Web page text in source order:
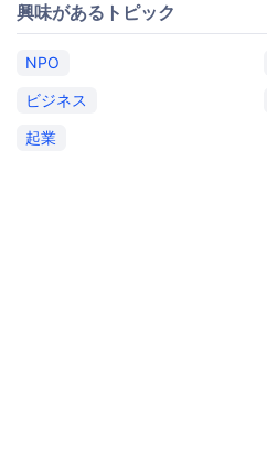
興味があるトピック
NPO
ビジネス
起業